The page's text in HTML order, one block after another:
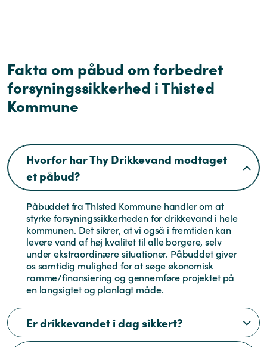
Fakta om påbud om forbedret
forsyningssikkerhed i Thisted
Kommune
Hvorfor har Thy Drikkevand modtaget
et påbud?
Påbuddet fra Thisted Kommune handler om at
styrke forsyningssikkerheden for drikkevand i hele
kommunen. Det sikrer, at vi også i fremtiden kan
levere vand af høj kvalitet til alle borgere, selv
under ekstraordinære situationer. Påbuddet giver
os samtidig mulighed for at søge økonomisk
ramme/finansiering og gennemføre projektet på
en langsigtet og planlagt måde.
Er drikkevandet i dag sikkert?